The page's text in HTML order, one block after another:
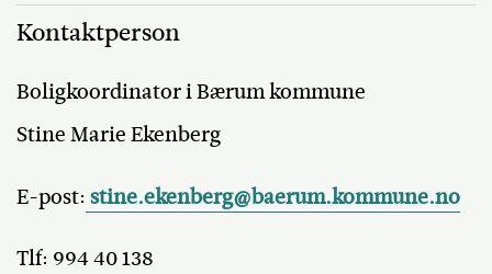
Kontaktperson
Boligkoordinator i Bærum kommune
Stine Marie Ekenberg
E-post: stine.ekenberg@baerum.kommune.no
Tlf: 994 40 138